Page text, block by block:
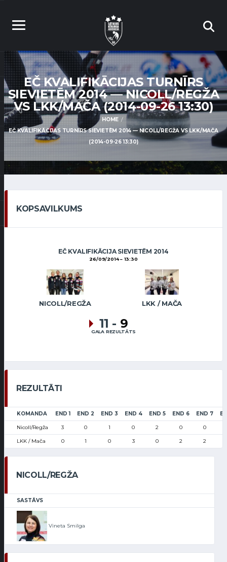
EČ KVALIFIKĀCIJAS TURNĪRS
SIEVIETĒM 2014 — NICOLL/REGŽA
VS LKK/MAČA (2014-09-26 13:30)
HOME
EČ KVALIFIKĀCIJAS TURNĪRS SIEVIETĒM 2014 — NICOLL/REGŽA VS LKK/MAČA
(2014-09-26 13:30)
KOPSAVILKUMS
EČ KVALIFIKĀCIJA SIEVIETĒM 2014
26/09/2014 13:30
NICOLL/REGŽA LKK / MAČA
11 - 9
GALA REZULTĀTS
REZULTĀTI
KOMANDA END 1 END 2 END 3 END 4 END 5 END 6 END 7
Nicoll/Regža 3 0 1 0 2 0 0
LKK / Mača 0 1 0 3 0 2 2
NICOLL/REGŽA
SASTĀVS
Vineta Smilga